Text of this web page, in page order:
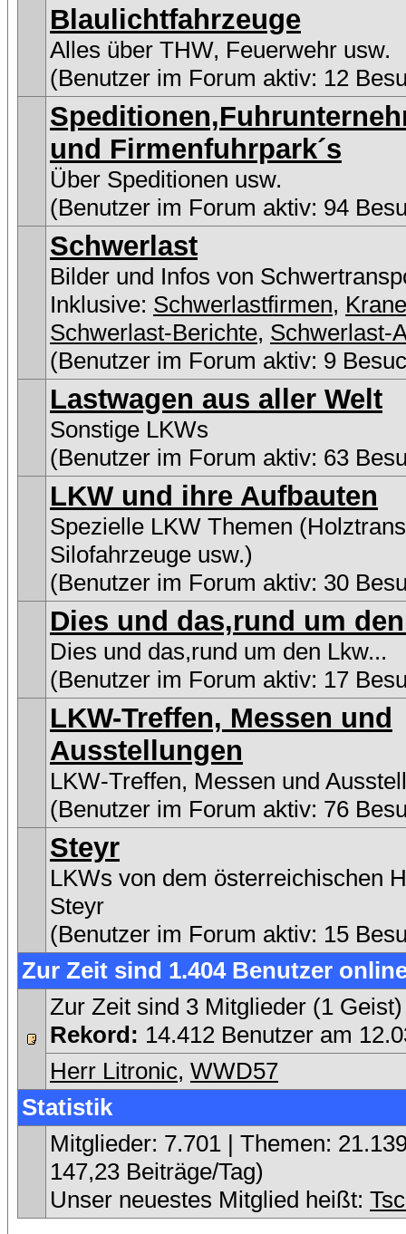
Blaulichtfahrzeuge
Alles über THW, Feuerwehr usw.
(Benutzer im Forum aktiv: 12
und Firmenfuhrpark´s
Über Speditionen usw.
(Benutzer im Forum aktiv: 94
Schwerlast
Bilder und Infos von
Inklusive: Schwerlastfirmen, Krane
Schwerlast-Berichte, Schwerlast-
(Benutzer im Forum aktiv: 9
Lastwagen aus aller Welt
Sonstige LKWs
(Benutzer im Forum aktiv: 63
LKW und ihre Aufbauten
Spezielle LKW Themen
Silofahrzeuge usw.)
(Benutzer im Forum aktiv: 30
Dies und das,rund um
Dies und das,rund um den Lkw...
(Benutzer im Forum aktiv: 17
LKW-Treffen, Messen und
Ausstellungen
LKW-Treffen, Messen und
(Benutzer im Forum aktiv: 76
Steyr
LKWs von dem österreichischen
Steyr
(Benutzer im Forum aktiv: 15
Zur Zeit sind 1.404 Benutzer
Zur Zeit sind 3 Mitglieder (1
Rekord: 14.412 Benutzer am
Herr Litronic, WWD57
Statistik
Mitglieder: 7.701 | Themen:
147,23 Beiträge/Tag)
Unser neuestes Mitglied heißt: